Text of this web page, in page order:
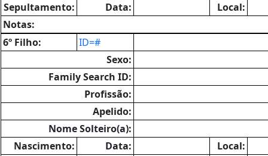
Sepultamento:
Data:
Local:
Notas:
6º Filho:
ID=#
Sexo:
Family Search ID:
Profissão:
Apelido:
Nome Solteiro(a):
Nascimento:
Data:
Local: